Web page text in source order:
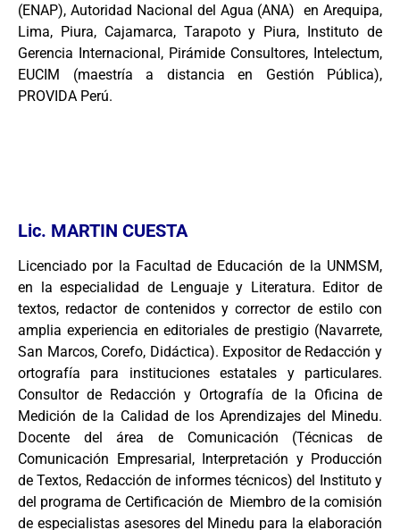
(ENAP), Autoridad Nacional del Agua (ANA) en Arequipa,
Lima, Piura, Cajamarca, Tarapoto y Piura, Instituto de
Gerencia Internacional, Pirámide Consultores, Intelectum,
EUCIM (maestría a distancia en Gestión Pública),
PROVIDA Perú.
Lic. MARTIN CUESTA
Licenciado por la Facultad de Educación de la UNMSM,
en la especialidad de Lenguaje y Literatura. Editor de
textos, redactor de contenidos y corrector de estilo con
amplia experiencia en editoriales de prestigio (Navarrete,
San Marcos, Corefo, Didáctica). Expositor de Redacción y
ortografía para instituciones estatales y particulares.
Consultor de Redacción y Ortografía de la Oficina de
Medición de la Calidad de los Aprendizajes del Minedu.
Docente del área de Comunicación (Técnicas de
Comunicación Empresarial, Interpretación y Producción
de Textos, Redacción de informes técnicos) del Instituto y
del programa de Certificación de Miembro de la comisión
de especialistas asesores del Minedu para la elaboración